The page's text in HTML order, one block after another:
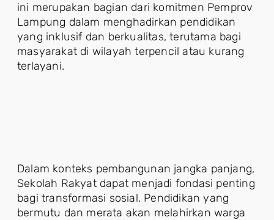
ini merupakan bagian dari komitmen Pemprov
Lampung dalam menghadirkan pendidikan
yang inklusif dan berkualitas, terutama bagi
masyarakat di wilayah terpencil atau kurang
terlayani.
Dalam konteks pembangunan jangka panjang,
Sekolah Rakyat dapat menjadi fondasi penting
bagi transformasi sosial. Pendidikan yang
bermutu dan merata akan melahirkan warga